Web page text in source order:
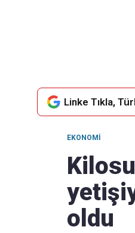
Linke Tıkla,
EKONOMI
oldu